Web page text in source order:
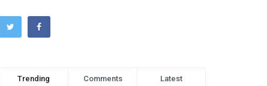
Trending Comments Latest